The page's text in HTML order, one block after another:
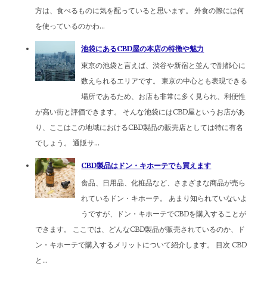
方は、食べるものに気を配っていると思います。 外食の際には何
を使っているのかわ...
池袋にあるCBD屋の本店の特徴や魅力
東京の池袋と言えば、渋谷や新宿と並んで副都心に
数えられるエリアです。 東京の中心とも表現できる
場所であるため、お店も非常に多く見られ、利便性
が高い街と評価できます。 そんな池袋にはCBD屋というお店があ
り、ここはこの地域におけるCBD製品の販売店としては特に有名
でしょう。 通販サ...
CBD製品はドン・キホーテでも買えます
食品、日用品、化粧品など、さまざまな商品が売ら
れているドン・キホーテ。 あまり知られていないよ
うですが、ドン・キホーテでCBDを購入することが
できます。 ここでは、どんなCBD製品が販売されているのか、ド
ン・キホーテで購入するメリットについて紹介します。 目次 CBD
と...